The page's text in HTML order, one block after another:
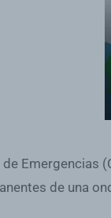
Emergencias
de una